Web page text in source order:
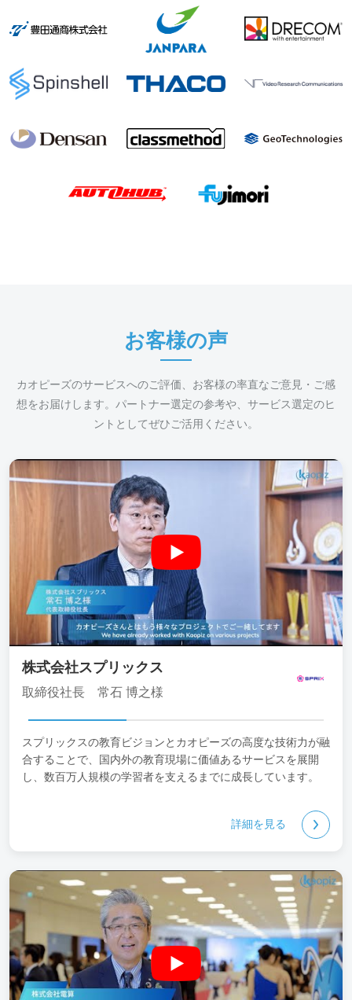
お客様の声
カオピーズのサービスへのご評価、お客様の率直なご意見・ご感
想をお届けします。パートナー選定の参考や、サービス選定のヒ
ントとしてぜひご活用ください。
株式会社スプリックス
取締役社長 常石 博之様
スプリックスの教育ビジョンとカオピーズの高度な技術力が融
合することで、国内外の教育現場に価値あるサービスを展開
し、数百万人規模の学習者を支えるまでに成長しています。
詳細を見る